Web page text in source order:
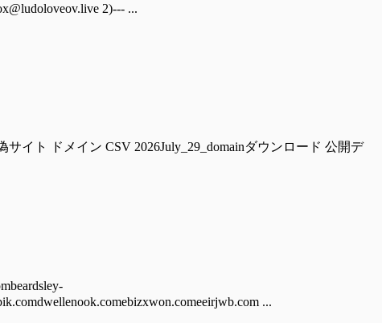
2)--- ...
サイト ドメイン CSV 2026July_29_domainダウンロード 公開デ
...